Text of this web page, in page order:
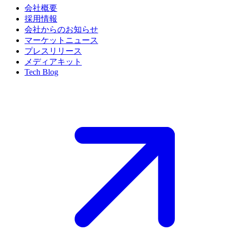
会社概要
採用情報
会社からのお知らせ
マーケットニュース
プレスリリース
メディアキット
Tech Blog